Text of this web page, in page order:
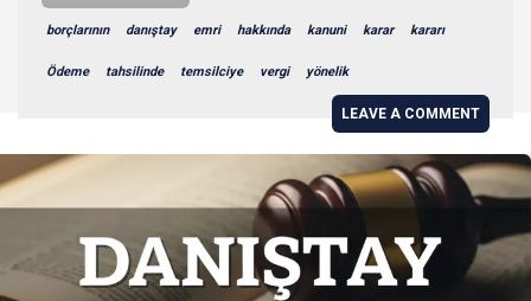
borçlarının danıştay emri hakkında kanuni karar kararı
Ödeme tahsilinde temsilciye vergi yönelik
LEAVE A COMMENT